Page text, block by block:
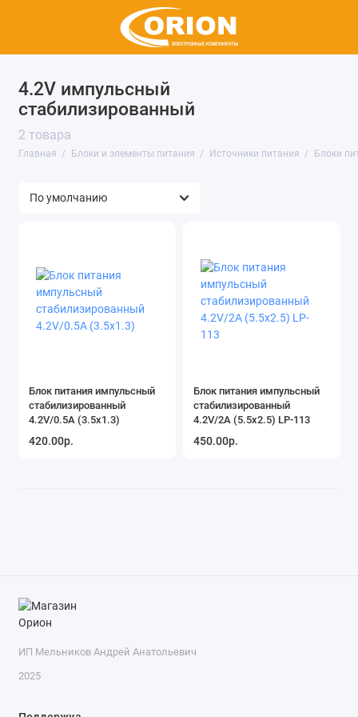
4.2V импульсный
стабилизированный
2 товара
Главная Блоки и элементы питания Источники питания Блоки
Аккумуляторы и батарейки
Источники питания
Показать все
Блок питания импульсный
стабилизированный
4.2V/0.5А (3.5х1.3)
420.00р.
Блок питания импульсный
стабилизированный
4.2V/2А (5.5х2.5) LP-113
450.00р.
ИП Мельников Андрей Анатольевич
2025